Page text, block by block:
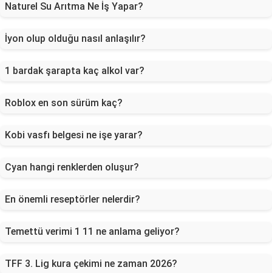
Naturel Su Arıtma Ne İş Yapar?
İyon olup olduğu nasıl anlaşılır?
1 bardak şarapta kaç alkol var?
Roblox en son sürüm kaç?
Kobi vasfı belgesi ne işe yarar?
Cyan hangi renklerden oluşur?
En önemli reseptörler nelerdir?
Temettü verimi 1 11 ne anlama geliyor?
TFF 3. Lig kura çekimi ne zaman 2026?